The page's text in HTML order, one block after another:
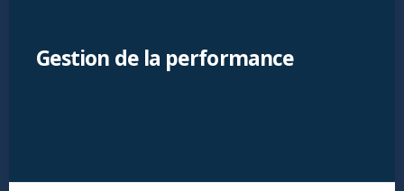
Gestion de la performance